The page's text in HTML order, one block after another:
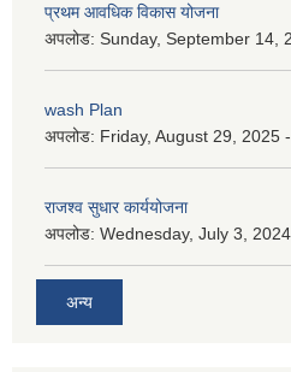
प्रथम आवधिक विकास योजना
अपलोड: Sunday, September 14,
wash Plan
अपलोड: Friday, August 29, 2025
राजश्व सुधार कार्ययोजना
अपलोड: Wednesday, July 3,
अन्य